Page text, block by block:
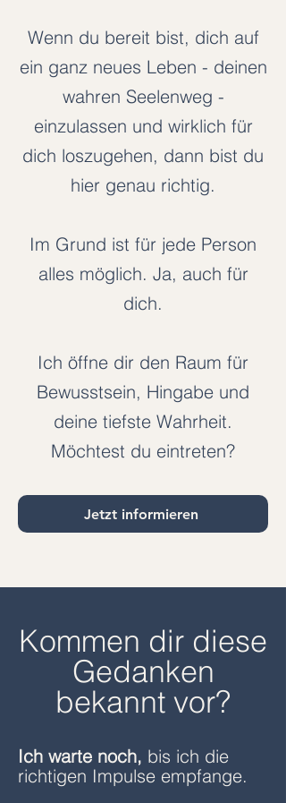
Wenn du bereit bist, dich auf
ein ganz neues Leben - deinen
wahren Seelenweg -
einzulassen und wirklich für
dich loszugehen, dann bist du
hier genau richtig.
Im Grund ist für jede Person
alles möglich. Ja, auch für
dich.
Ich öffne dir den Raum für
Bewusstsein, Hingabe und
deine tiefste Wahrheit.
Möchtest du eintreten?
Jetzt informieren
Kommen dir diese
Gedanken
bekannt vor?
Ich warte noch, bis ich die
richtigen Impulse empfange.